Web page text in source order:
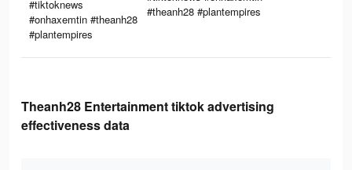
#tiktoknews
#onhaxemtin #theanh28
#plantempires
#theanh28 #plantempires
Theanh28 Entertainment tiktok advertising
effectiveness data